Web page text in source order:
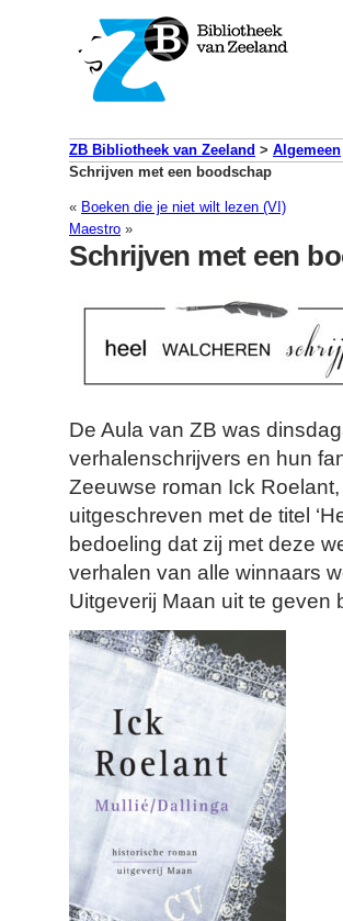
ZB Bibliotheek van Zeeland > Algemeen
Schrijven met een boodschap
« Boeken die je niet wilt lezen (VI)
Maestro »
Schrijven met een
De Aula van ZB was
verhalenschrijvers en hun
Zeeuwse roman Ick
uitgeschreven met de titel
bedoeling dat zij met deze
verhalen van alle winnaars
Uitgeverij Maan uit te geven